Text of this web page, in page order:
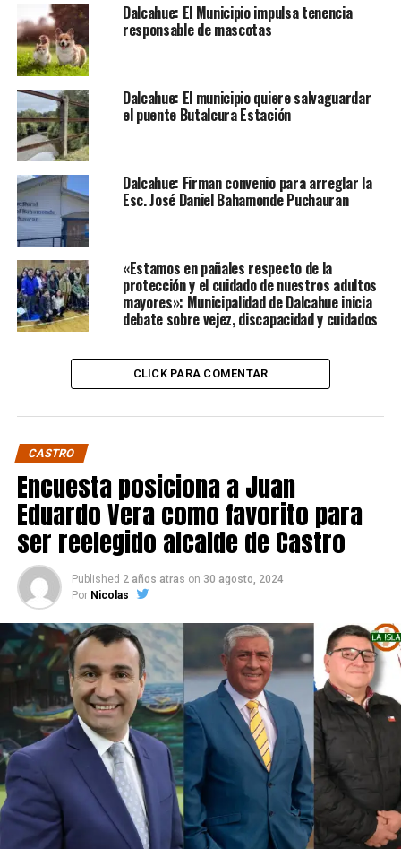
Dalcahue: El Municipio impulsa tenencia
responsable de mascotas
Dalcahue: El municipio quiere salvaguardar
el puente Butalcura Estación
Dalcahue: Firman convenio para arreglar la
Esc. José Daniel Bahamonde Puchauran
«Estamos en pañales respecto de la
protección y el cuidado de nuestros adultos
mayores»: Municipalidad de Dalcahue inicia
debate sobre vejez, discapacidad y cuidados
CLICK PARA COMENTAR
CASTRO
Encuesta posiciona a Juan
Eduardo Vera como favorito para
ser reelegido alcalde de Castro
Published 2 años atras on 30 agosto, 2024
Por Nicolas